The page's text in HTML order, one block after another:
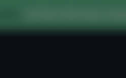
SPECIALE DANS CE